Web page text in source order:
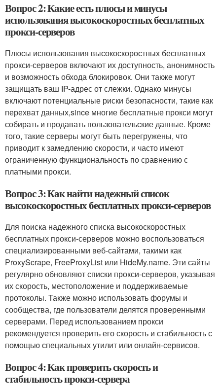
Вопрос 2: Какие есть плюсы и минусы
использования высокоскоростных бесплатных
прокси-серверов
Плюсы использования высокоскоростных бесплатных
прокси-серверов включают их доступность, анонимность
и возможность обхода блокировок. Они также могут
защищать ваш IP-адрес от слежки. Однако минусы
включают потенциальные риски безопасности, такие как
перехват данных,since многие бесплатные прокси могут
собирать и продавать пользовательские данные. Кроме
того, такие серверы могут быть перегружены, что
приводит к замедлению скорости, и часто имеют
ограниченную функциональность по сравнению с
платными прокси.
Вопрос 3: Как найти надежный список
высокоскоростных бесплатных прокси-серверов
Для поиска надежного списка высокоскоростных
бесплатных прокси-серверов можно воспользоваться
специализированными веб-сайтами, такими как
ProxyScrape, FreeProxyList или HideMy.name. Эти сайты
регулярно обновляют списки прокси-серверов, указывая
их скорость, местоположение и поддерживаемые
протоколы. Также можно использовать форумы и
сообщества, где пользователи делятся проверенными
серверами. Перед использованием прокси
рекомендуется проверить его скорость и стабильность с
помощью специальных утилит или онлайн-сервисов.
Вопрос 4: Как проверить скорость и
стабильность прокси-сервера